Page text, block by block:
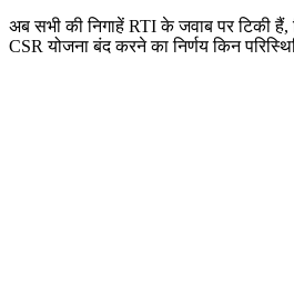
अब सभी की निगाहें RTI के जवाब पर टिकी
CSR योजना बंद करने का निर्णय किन